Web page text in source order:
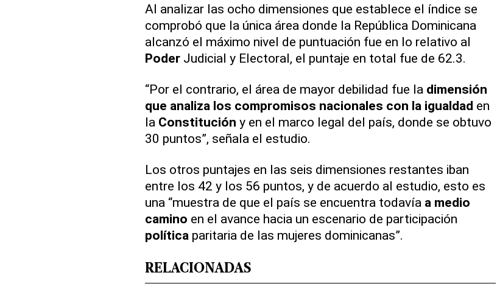
Al analizar las ocho dimensiones que establece el índice se
comprobó que la única área donde la República Dominicana
alcanzó el máximo nivel de puntuación fue en lo relativo al
PoderJudicial y Electoral, el puntaje en total fue de 62.3.
“Por el contrario, el área de mayor debilidad fue la dimensión
que analiza los compromisos nacionales con la igualdad en
la Constitución y en el marco legal del país, donde se obtuvo
30 puntos”, señala el estudio.
Los otros puntajes en las seis dimensiones restantes iban
entre los 42 y los 56 puntos, y de acuerdo al estudio, esto es
una “muestra de que el país se encuentra todavía a medio
camino en el avance hacia un escenario de participación
política paritaria de las mujeres dominicanas”.
RELACIONADAS